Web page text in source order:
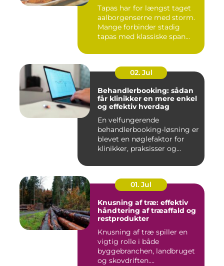
Tapas har for længst taget
aalborgenserne med storm.
Mange forbinder stadig
tapas med klassiske span...
02. Jul
Behandlerbooking: sådan
får klinikker en mere enkel
og effektiv hverdag
En velfungerende
behandlerbooking-løsning er
blevet en nøglefaktor for
klinikker, praksisser og
01. Jul
Knusning af træ: effektiv
håndtering af træaffald og
restprodukter
Knusning af træ spiller en
vigtig rolle i både
byggebranchen, landbruget
og skovdriften....